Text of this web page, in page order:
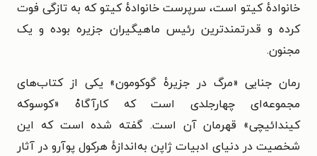
خانوادهٔ کیتو است، سرپرست خانوادهٔ کیتو که به تازگی فوت
کرده و قدرتمندترین رئیس ماهیگیران جزیره بوده و یک
مجنون.
رمان جنایی «مرگ در جزیرهٔ گوکومون» یکی از کتاب‌های
مجموعه‌ای چهارجلدی است که کارآگاهْ «کوسوکه
کیندائیچی» قهرمان آن است. گفته شده است که این
شخصیت در دنیای ادبیات ژاپن به‌اندازهٔ هرکول پوآرو در آثار